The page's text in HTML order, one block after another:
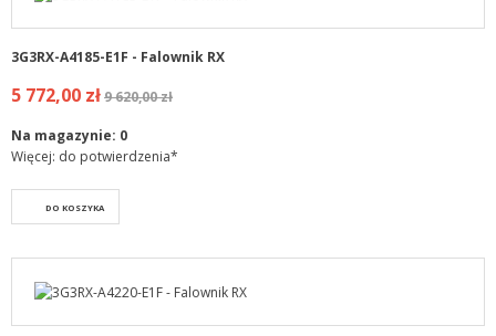
3G3RX-A4185-E1F - Falownik RX
5 772,00 zł9 620,00 zł
Na magazynie: 0
Więcej: do potwierdzenia*
DO KOSZYKA